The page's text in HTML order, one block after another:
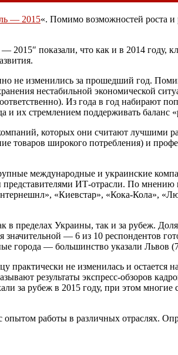
— 2015«. Помимо возможностей роста и
показали, что как и в 2014 году,
не изменились за прошедший год.
нестабильной экономической
Из года в год набирают
и их стремлением поддерживать баланс
которых они считают
товаров широкого потребления) и
международные и украинские
ИТ-отрасли. По
«Киевстар», «Кока-Кола»,
пределах Украины, так и за рубеж.
— 6 из 10 респондентов
города — большинство указали
не изменилась и остается
результаты экспресс-обзоров
за рубеж в 2015 году, при этом
работы в различных отраслях.